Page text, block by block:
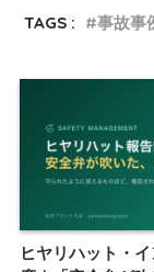
TAGS :
事故事
ヒヤリハット・